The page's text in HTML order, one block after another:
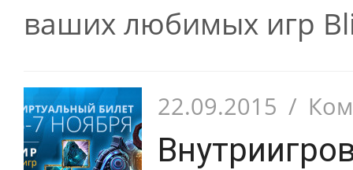
ваших любимых игр
22.09.2015 /